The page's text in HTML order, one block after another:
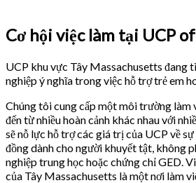
Cơ hội việc làm tại UCP
UCP khu vực Tây Massachusetts đang
nghiệp ý nghĩa trong việc hỗ trợ trẻ em
Chúng tôi cung cấp một môi trường làm
đến từ nhiều hoàn cảnh khác nhau với
sẽ nỗ lực hỗ trợ các giá trị của UCP về
đồng dành cho người khuyết tật, không
nghiệp trung học hoặc chứng chỉ GED.
của Tây Massachusetts là một nơi làm